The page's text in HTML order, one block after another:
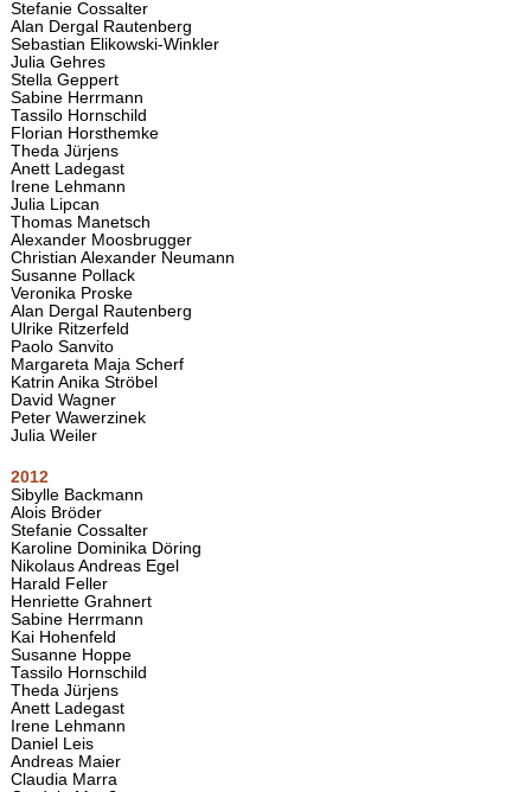
Stefanie Cossalter
Alan Dergal Rautenberg
Sebastian Elikowski-Winkler
Julia Gehres
Stella Geppert
Sabine Herrmann
Tassilo Hornschild
Florian Horsthemke
Theda Jürjens
Anett Ladegast
Irene Lehmann
Julia Lipcan
Thomas Manetsch
Alexander Moosbrugger
Christian Alexander Neumann
Susanne Pollack
Veronika Proske
Alan Dergal Rautenberg
Ulrike Ritzerfeld
Paolo Sanvito
Margareta Maja Scherf
Katrin Anika Ströbel
David Wagner
Peter Wawerzinek
Julia Weiler
2012
Sibylle Backmann
Alois Bröder
Stefanie Cossalter
Karoline Dominika Döring
Nikolaus Andreas Egel
Harald Feller
Henriette Grahnert
Sabine Herrmann
Kai Hohenfeld
Susanne Hoppe
Tassilo Hornschild
Theda Jürjens
Anett Ladegast
Irene Lehmann
Daniel Leis
Andreas Maier
Claudia Marra